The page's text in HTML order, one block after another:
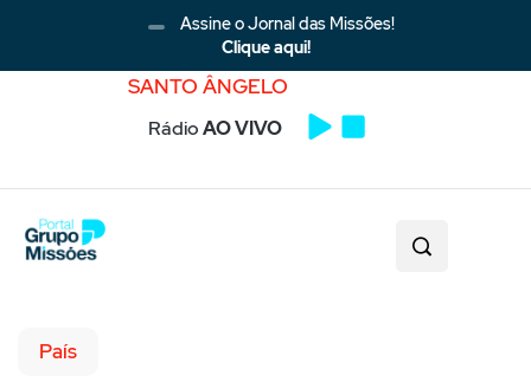
Assine o Jornal das Missões!
Clique aqui!
SANTO ÂNGELO
RádioAO VIVO
País